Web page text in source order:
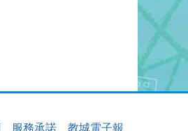
服務承諾 教城電子報